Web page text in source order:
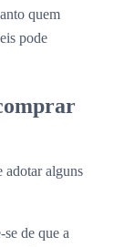
quem
pode
adotar alguns
de que a